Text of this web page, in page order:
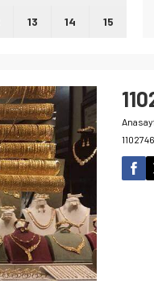
13 14 15